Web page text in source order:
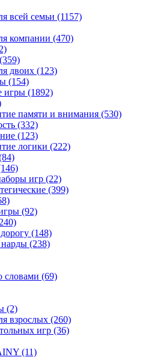
всей семьи (1157)
компании (470)
(359)
двоих (123)
(154)
игры (1892)
памяти и внимания (530)
(332)
(123)
логики (222)
игр (22)
(399)
(92)
(148)
(238)
словами (69)
(2)
взрослых (260)
игр (36)
(11)